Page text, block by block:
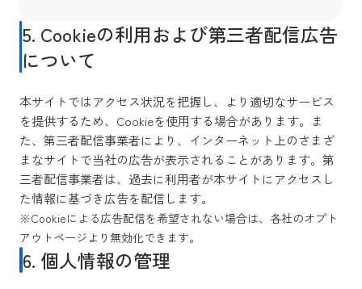
5. Cookieの利用および第三者配信広告
について
本サイトではアクセス状況を把握し、より適切なサービス
を提供するため、Cookieを使用する場合があります。ま
た、第三者配信事業者により、インターネット上のさまざ
まなサイトで当社の広告が表示されることがあります。第
三者配信事業者は、過去に利用者が本サイトにアクセスし
た情報に基づき広告を配信します。
※Cookieによる広告配信を希望されない場合は、各社のオプト
アウトページより無効化できます。
6. 個人情報の管理